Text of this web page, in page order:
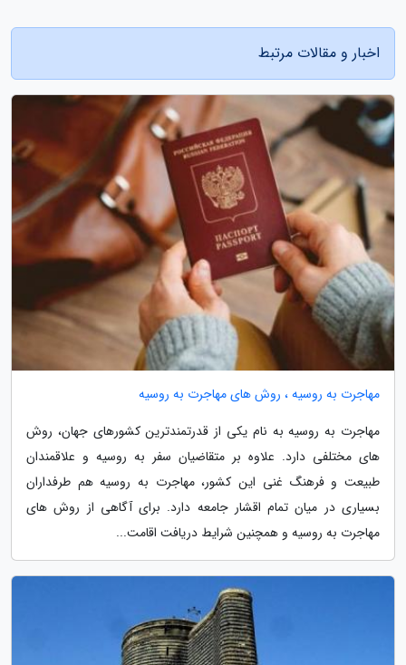
اخبار و مقالات مرتبط
مهاجرت به روسیه ، روش های مهاجرت به روسیه
مهاجرت به روسیه به نام یکی از قدرتمندترین کشورهای جهان، روش
های مختلفی دارد. علاوه بر متقاضیان سفر به روسیه و علاقمندان
طبیعت و فرهنگ غنی این کشور، مهاجرت به روسیه هم طرفداران
بسیاری در میان تمام اقشار جامعه دارد. برای آگاهی از روش های
مهاجرت به روسیه و همچنین شرایط دریافت اقامت...